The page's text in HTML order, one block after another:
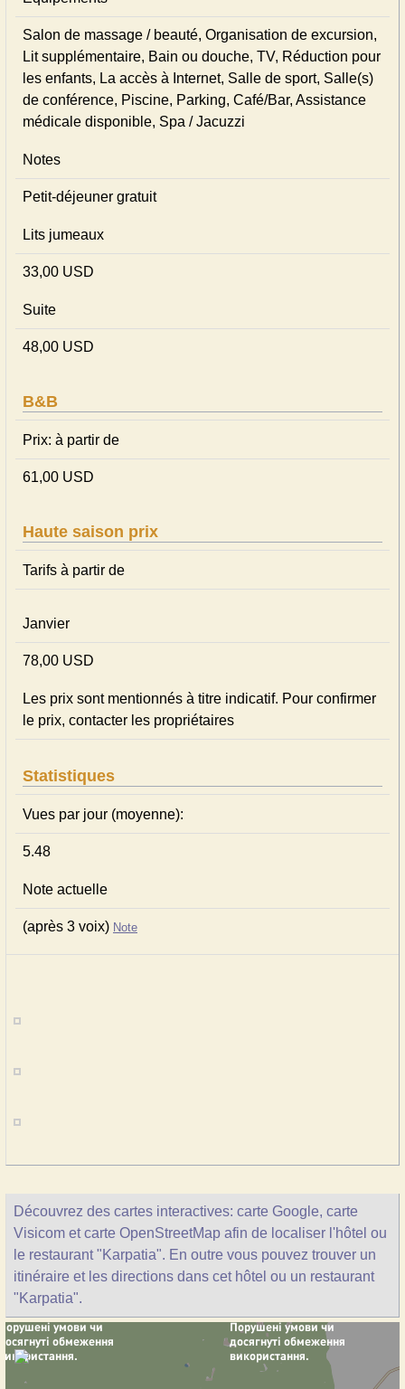
Salon de massage / beauté, Organisation de excursion,
Lit supplémentaire, Bain ou douche, TV, Réduction pour
les enfants, La accès à Internet, Salle de sport, Salle(s)
de conférence, Piscine, Parking, Café/Bar, Assistance
médicale disponible, Spa / Jacuzzi
Notes
Petit-déjeuner gratuit
Lits jumeaux
33,00 USD
Suite
48,00 USD
B&B
Prix: à partir de
61,00 USD
Haute saison prix
Tarifs à partir de
Janvier
78,00 USD
Les prix sont mentionnés à titre indicatif. Pour confirmer
le prix, contacter les propriétaires
Statistiques
Vues par jour (moyenne):
5.48
Note actuelle
(après 3 voix) Note
Découvrez des cartes interactives: carte Google, carte
Visicom et carte OpenStreetMap afin de localiser l'hôtel ou
le restaurant "Karpatia". En outre vous pouvez trouver un
itinéraire et les directions dans cet hôtel ou un restaurant
"Karpatia".